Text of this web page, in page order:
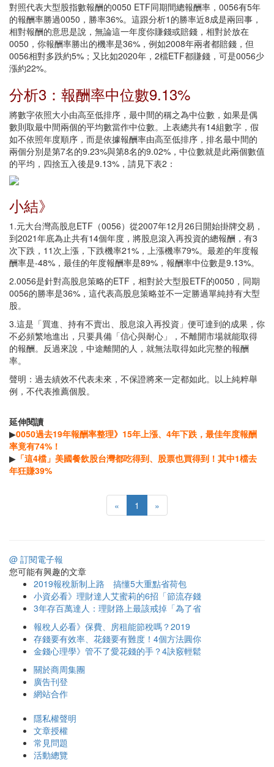
對照代表大型股指數報酬的0050 ETF同期間總報酬率，0056有5年
的報酬率勝過0050，勝率36%。這跟分析1的勝率近8成是兩回事，
相對報酬的意思是說，無論這一年度你賺錢或賠錢，相對於放在
0050，你報酬率勝出的機率是36%，例如2008年兩者都賠錢，但
0056相對多跌約5%；又比如2020年，2檔ETF都賺錢，可是0056少
漲約22%。
分析3：報酬率中位數9.13%
將數字依照大小由高至低排序，最中間的稱之為中位數，如果是偶
數則取最中間兩個的平均數當作中位數。上表總共有14組數字，假
如不依照年度順序，而是依據報酬率由高至低排序，排名最中間的
兩個分別是第7名的9.23%與第8名的9.02%，中位數就是此兩個數值
的平均，四捨五入後是9.13%，請見下表2：
小結》
1.元大台灣高股息ETF（0056）從2007年12月26日開始掛牌交易，
到2021年底為止共有14個年度，將股息滾入再投資的總報酬，有3
次下跌，11次上漲，下跌機率21%，上漲機率79%。最差的年度報
酬率是-48%，最佳的年度報酬率是89%，報酬率中位數是9.13%。
2.0056是針對高股息策略的ETF，相對於大型股ETF的0050，同期
0056的勝率是36%，這代表高股息策略並不一定勝過單純持有大型
股。
3.這是「買進、持有不賣出、股息滾入再投資」便可達到的成果，你
不必頻繁地進出，只要具備「信心與耐心」，不離開市場就能取得
的報酬。反過來說，中途離開的人，就無法取得如此完整的報酬
率。
聲明：過去績效不代表未來，不保證將來一定都如此。以上純粹舉
例，不代表推薦個股。
延伸閱讀
▶0050過去19年報酬率整理》15年上漲、4年下跌，最佳年度報酬
率竟有74%！
▶ 「這4檔」美國餐飲股台灣都吃得到、股票也買得到！其中1檔去
年狂賺39%
« 1 »
@ 訂閱電子報
您可能有興趣的文章
2019報稅新制上路 搞懂5大重點省荷包
小資必看》理財達人艾蜜莉的6招「節流存錢
3年存百萬達人：理財路上最該戒掉「為了省
報稅人必看》保費、房租能節稅嗎？2019
存錢要有效率、花錢要有難度！4個方法圓你
金錢心理學》管不了愛花錢的手？4訣竅輕鬆
關於商周集團
廣告刊登
網站合作
隱私權聲明
文章授權
常見問題
活動總覽